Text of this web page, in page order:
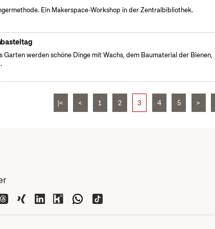
Ein Makerspace-Workshop in der Zentralbibliothek.
Garten werden schöne Dinge mit Wachs, dem Baumaterial der Bienen,
|< < 1 2 3 4 5 >